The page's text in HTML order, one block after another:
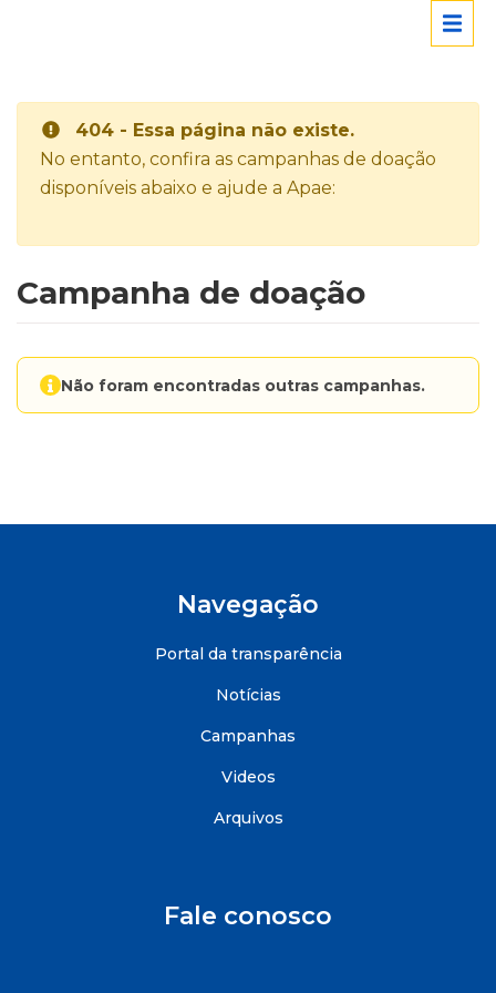
404 - Essa página não existe.
No entanto, confira as campanhas de doação
disponíveis abaixo e ajude a Apae:
Campanha de doação
Não foram encontradas outras campanhas.
Navegação
Portal da transparência
Notícias
Campanhas
Videos
Arquivos
Fale conosco